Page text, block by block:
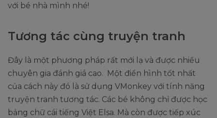
với bé nhà mình nhé!
Tương tác cùng truyện tranh
Đây là một phương pháp rất mới lạ và được nhiều
chuyên gia đánh giá cao. Một điển hình tốt nhất
của cách này đó là sử dụng VMonkey với tính năng
truyện tranh tương tác. Các bé không chỉ được học
bảng chữ cái tiếng Việt Elsa. Mà còn được tiếp xúc